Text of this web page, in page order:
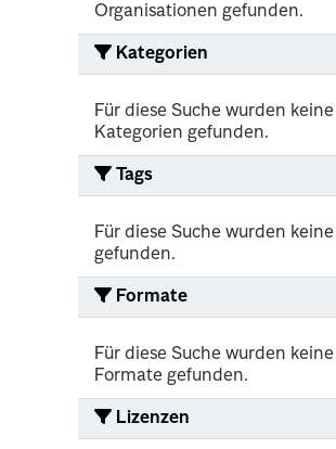
Organisationen gefunden.
Kategorien
Für diese Suche wurden keine
Kategorien gefunden.
Tags
Für diese Suche wurden keine
gefunden.
Formate
Für diese Suche wurden keine
Formate gefunden.
Lizenzen